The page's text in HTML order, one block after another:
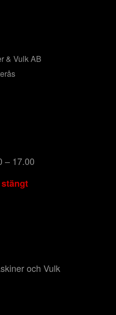
& Vulk AB
– 17.00
och Vulk